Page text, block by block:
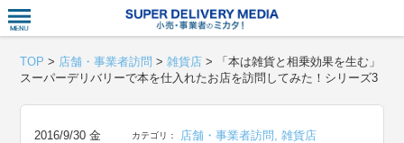
TOP > 店舗・事業者訪問 >雑貨店 >
「本は雑貨と相乗効果を生む」
スーパーデリバリーで本を仕入れたお店を訪問してみた！シリーズ3
2016/9/30 金 カテゴリ： 店舗・事業者訪問 ,雑貨店